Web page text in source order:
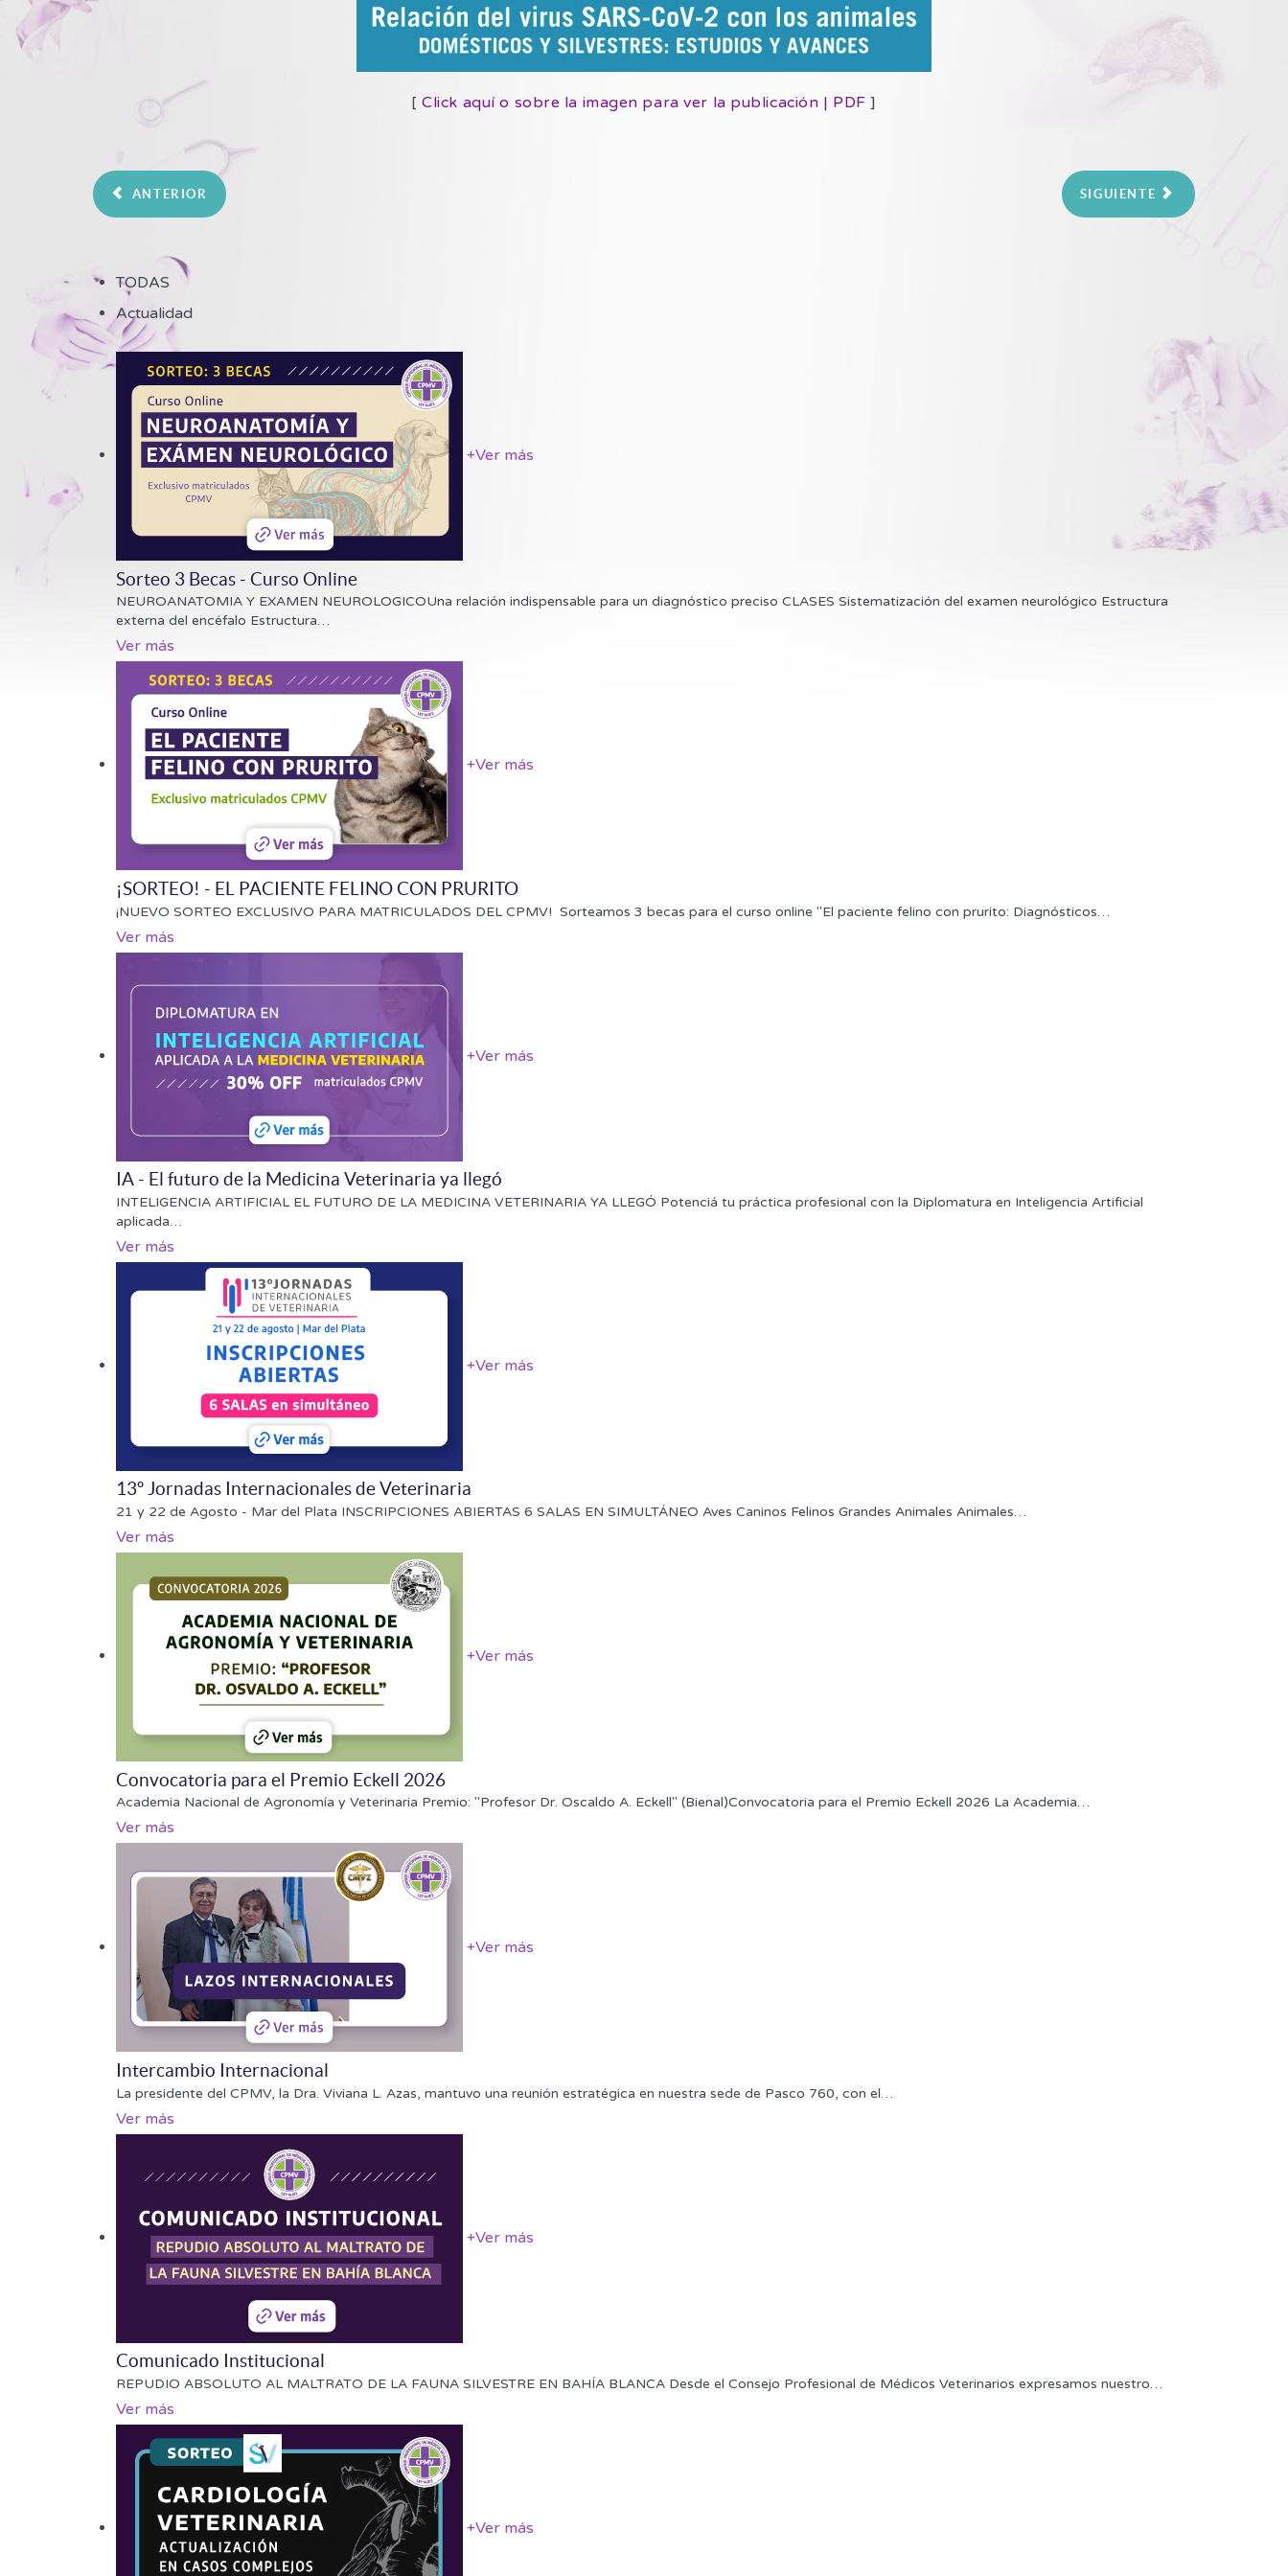
[Click aquí o sobre la imagen para ver la publicación | PDF ]
ANTERIOR SIGUIENTE
TODAS
Actualidad
+Ver más
Sorteo 3 Becas - Curso Online
NEUROANATOMIA Y EXAMEN NEUROLOGICOUna relación indispensable para un diagnóstico preciso CLASES Sistematización del examen neurológico Estructura
externa del encéfalo Estructura…
Ver más
+Ver más
¡SORTEO! - EL PACIENTE FELINO CON PRURITO
¡NUEVO SORTEO EXCLUSIVO PARA MATRICULADOS DEL CPMV! Sorteamos 3 becas para el curso online "El paciente felino con prurito: Diagnósticos…
Ver más
+Ver más
IA - El futuro de la Medicina Veterinaria ya llegó
INTELIGENCIA ARTIFICIAL EL FUTURO DE LA MEDICINA VETERINARIA YA LLEGÓ Potenciá tu práctica profesional con la Diplomatura en Inteligencia Artificial
aplicada…
Ver más
+Ver más
13º Jornadas Internacionales de Veterinaria
21 y 22 de Agosto - Mar del Plata INSCRIPCIONES ABIERTAS 6 SALAS EN SIMULTÁNEO Aves Caninos Felinos Grandes Animales Animales…
Ver más
+Ver más
Convocatoria para el Premio Eckell 2026
Academia Nacional de Agronomía y Veterinaria Premio: "Profesor Dr. Oscaldo A. Eckell" (Bienal)Convocatoria para el Premio Eckell 2026 La Academia…
Ver más
+Ver más
Intercambio Internacional
La presidente del CPMV, la Dra. Viviana L. Azas, mantuvo una reunión estratégica en nuestra sede de Pasco 760, con el…
Ver más
+Ver más
Comunicado Institucional
REPUDIO ABSOLUTO AL MALTRATO DE LA FAUNA SILVESTRE EN BAHÍA BLANCA Desde el Consejo Profesional de Médicos Veterinarios expresamos nuestro…
Ver más
+Ver más